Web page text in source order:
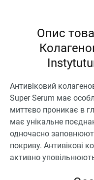
Опис
Антивіковий
Super Serum має
миттєво проникає в
має унікальне
одночасно
покриву. Антивікові
активно